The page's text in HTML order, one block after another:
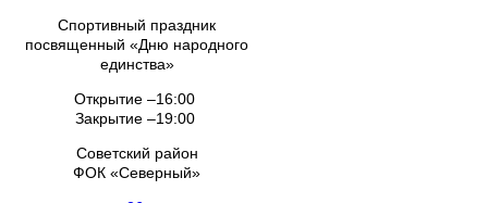
Спортивный праздник
посвященный «Дню народного
единства»
Открытие –16:00
Закрытие –19:00
Советский район
ФОК «Северный»